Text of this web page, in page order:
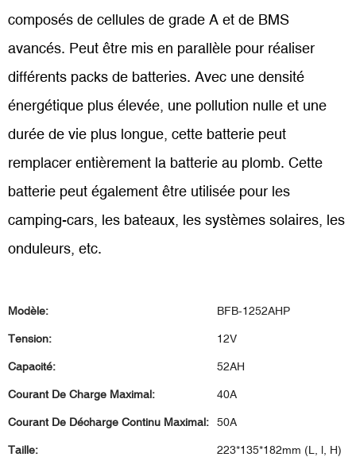
composés de cellules de grade A et de BMS
avancés. Peut être mis en parallèle pour réaliser
différents packs de batteries. Avec une densité
énergétique plus élevée, une pollution nulle et une
durée de vie plus longue, cette batterie peut
remplacer entièrement la batterie au plomb. Cette
batterie peut également être utilisée pour les
camping-cars, les bateaux, les systèmes solaires, les
onduleurs, etc.
Modèle: BFB-1252AHP
Tension: 12V
Capacité: 52AH
Courant De Charge Maximal: 40A
Courant De Décharge Continu Maximal: 50A
Taille: 223*135*182mm (L, l, H)